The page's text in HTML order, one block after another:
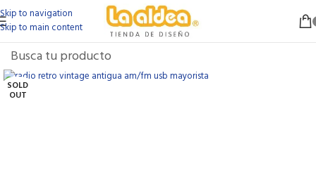
Skip to navigation
Skip to main content
SOLD
OUT